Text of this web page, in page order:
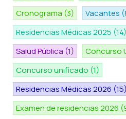
Cronograma (3) Vacantes
Residencias Médicas 2025 (14)
Salud Pública (1) Concurso
Concurso unificado (1)
Residencias Médicas 2026 (15)
Examen de residencias 2026